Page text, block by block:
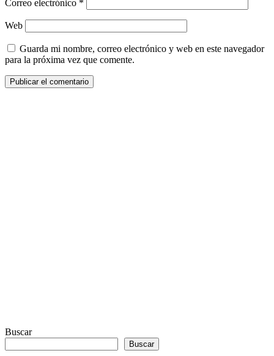
Correo electrónico *
Web
Guarda mi nombre, correo electrónico y web en este navegador
para la próxima vez que comente.
Buscar
Buscar